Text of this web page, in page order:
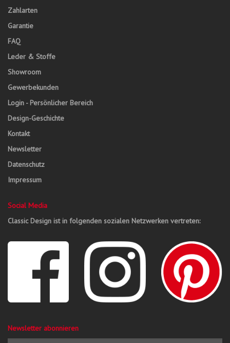
Zahlarten
Garantie
FAQ
Leder & Stoffe
Showroom
Gewerbekunden
Login - Persönlicher Bereich
Design-Geschichte
Kontakt
Newsletter
Datenschutz
Impressum
Social Media
Classic Design ist in folgenden sozialen Netzwerken vertreten:
Newsletter abonnieren